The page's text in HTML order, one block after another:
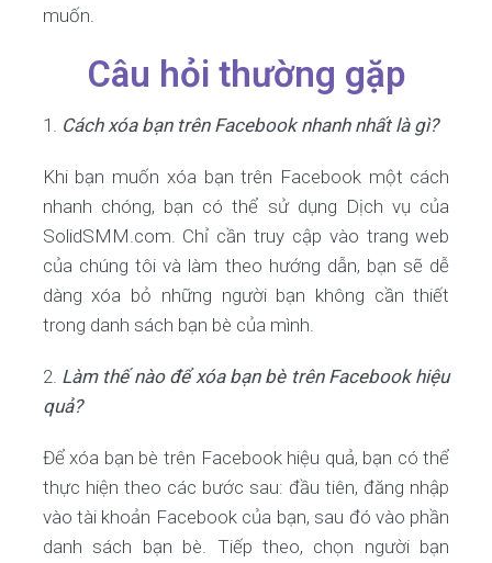
muốn.
Câu hỏi thường gặp
1. Cách xóa bạn trên Facebook nhanh nhất là gì?
Khi bạn muốn xóa bạn trên Facebook một cách
nhanh chóng, bạn có thể sử dụng Dịch vụ của
SolidSMM.com. Chỉ cần truy cập vào trang web
của chúng tôi và làm theo hướng dẫn, bạn sẽ dễ
dàng xóa bỏ những người bạn không cần thiết
trong danh sách bạn bè của mình.
2. Làm thế nào để xóa bạn bè trên Facebook hiệu
quả?
Để xóa bạn bè trên Facebook hiệu quả, bạn có thể
thực hiện theo các bước sau: đầu tiên, đăng nhập
vào tài khoản Facebook của bạn, sau đó vào phần
danh sách bạn bè. Tiếp theo, chọn người bạn